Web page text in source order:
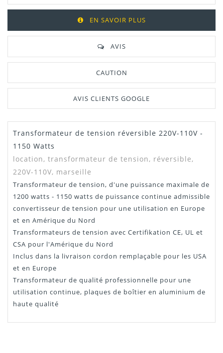
EN SAVOIR PLUS
AVIS
CAUTION
AVIS CLIENTS GOOGLE
Dispo 2
Transformateur de tension réversible 220V-110V -
1150 Watts
location, transformateur de tension, réversible,
220V-110V, marseille
Transformateur de tension, d'une puissance maximale de
1200 watts - 1150 watts de puissance continue admissible
convertisseur de tension pour une utilisation en Europe
et en Amérique du Nord
Transformateurs de tension avec Certifikation CE, UL et
CSA pour l'Amérique du Nord
Inclus dans la livraison cordon remplaçable pour les USA
et en Europe
Transformateur de qualité professionnelle pour une
utilisation continue, plaques de boîtier en aluminium de
haute qualité